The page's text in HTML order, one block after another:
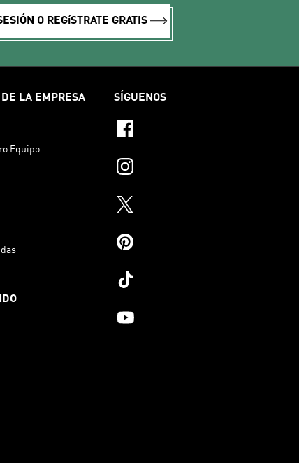
O REGíSTRATE GRATIS
DE LA EMPRESA
Equipo
SÍGUENOS